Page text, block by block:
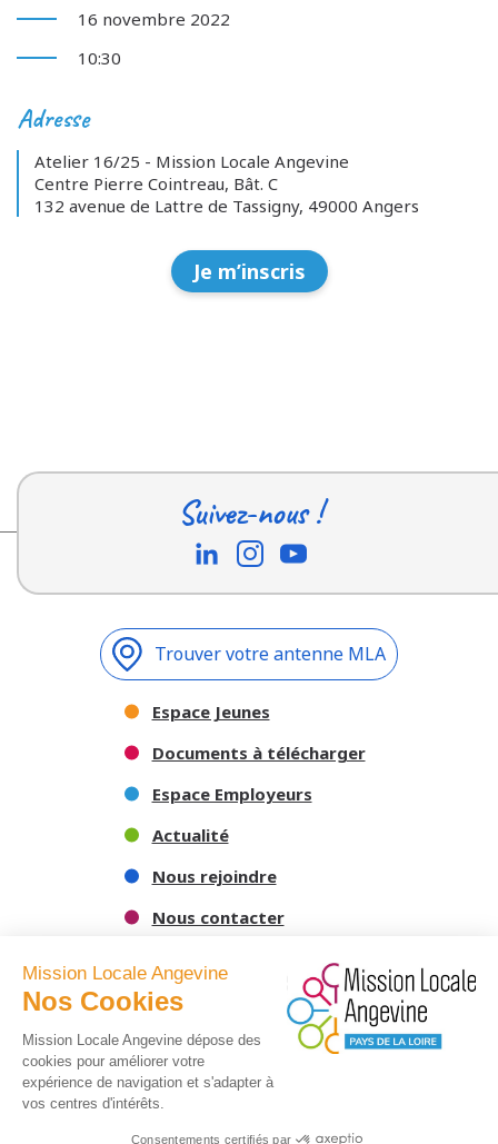
16 novembre 2022
10:30
Adresse
Atelier 16/25 - Mission Locale Angevine
Centre Pierre Cointreau, Bât. C
132 avenue de Lattre de Tassigny, 49000 Angers
Je m’inscris
Suivez-nous !
Trouver votre antenne MLA
Espace Jeunes
Documents à télécharger
Espace Employeurs
Actualité
Nous rejoindre
Nous contacter
Politique de confidentialité
Mission Locale Angevine
Nos Cookies
Mission Locale Angevine dépose des
cookies pour améliorer votre
expérience de navigation et s'adapter à
vos centres d'intérêts.
Consentements certifiés par